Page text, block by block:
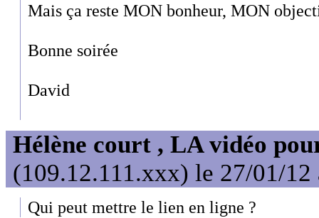
Mais ça reste MON bonheur, MON
Bonne soirée
David
Hélène court , LA vidéo
(109.12.111.xxx) le 27/01/12
Qui peut mettre le lien en ligne ?